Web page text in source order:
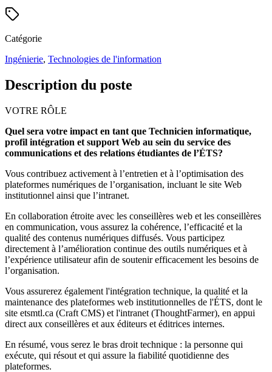
Catégorie
Ingénierie, Technologies de l'information
Description du poste
VOTRE RÔLE
Quel sera votre impact en tant que Technicien informatique,
profil intégration et support Web au sein du service des
communications et des relations étudiantes de l’ÉTS?
Vous contribuez activement à l’entretien et à l’optimisation des
plateformes numériques de l’organisation, incluant le site Web
institutionnel ainsi que l’intranet.
En collaboration étroite avec les conseillères web et les conseillères
en communication, vous assurez la cohérence, l’efficacité et la
qualité des contenus numériques diffusés. Vous participez
directement à l’amélioration continue des outils numériques et à
l’expérience utilisateur afin de soutenir efficacement les besoins de
l’organisation.
Vous assurerez également l'intégration technique, la qualité et la
maintenance des plateformes web institutionnelles de l'ÉTS, dont le
site etsmtl.ca (Craft CMS) et l'intranet (ThoughtFarmer), en appui
direct aux conseillères et aux éditeurs et éditrices internes.
En résumé, vous serez le bras droit technique : la personne qui
exécute, qui résout et qui assure la fiabilité quotidienne des
plateformes.